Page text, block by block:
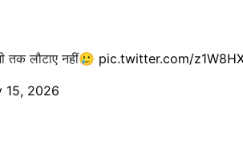
तक लौटाए नहीं🥲 pic.twitter.com/
15, 2026